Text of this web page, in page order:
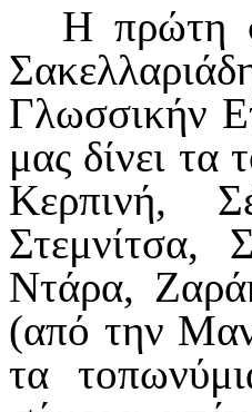
Η πρώτη
Γλωσσικήν
μας δίνει τα
Κερπινή,
Στεμνίτσα,
Ντάρα,
(από την
τα